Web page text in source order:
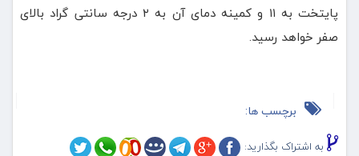
پایتخت به ۱۱ و کمینه دمای آن به ۲ درجه سانتی گراد بالای
صفر خواهد رسید.
برچسب ها:
به اشتراک بگذارید: